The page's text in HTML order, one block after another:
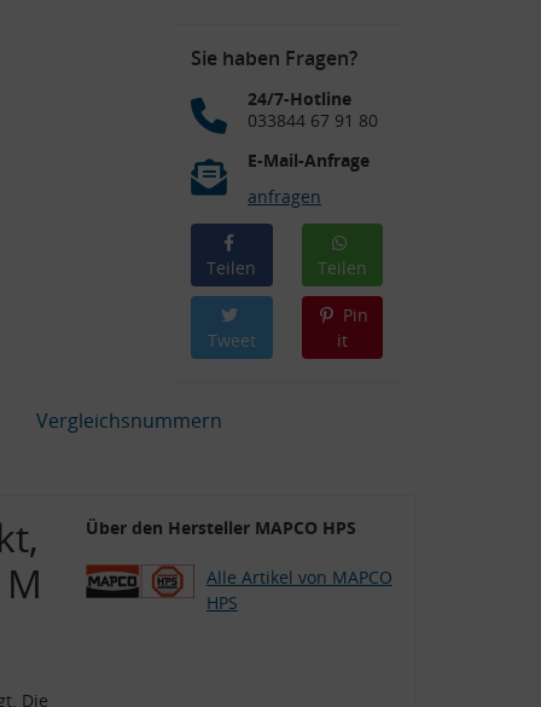
Sie haben Fragen?
24/7-Hotline
033844 67 91 80
E-Mail-Anfrage
anfragen
Teilen Teilen
Tweet
Pin
it
Vergleichsnummern
Die
Über den Hersteller MAPCO HPS
Alle Artikel von MAPCO
HPS